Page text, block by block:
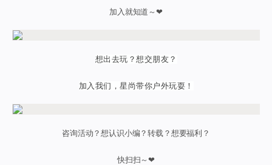
加入就知道～❤
想出去玩？想交朋友？
加入我们，星尚带你户外玩耍！
咨询活动？想认识小编？转载？想要福利？
快扫扫～❤